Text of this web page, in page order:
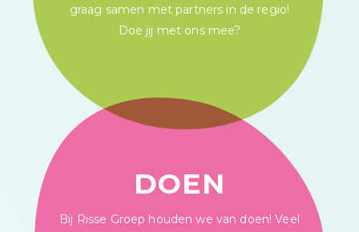
graag samen met partners in de regio!
Doe jij met ons mee?
DOEN
Bij Risse Groep houden we van doen! Veel